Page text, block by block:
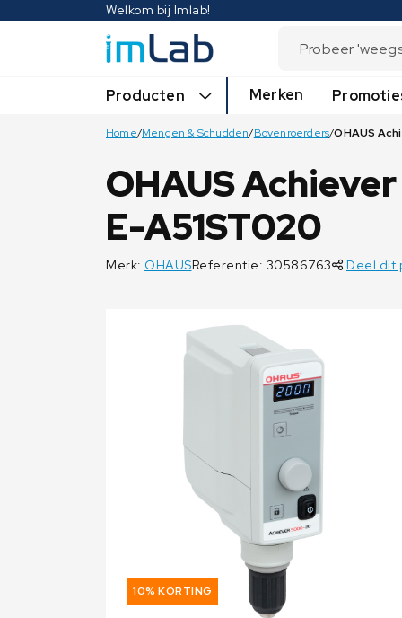
Welkom bij Imlab!
Producten Merken
Home/Mengen & Schudden/Bovenroerders/
OHAUS
E-A51ST020
Merk: OHAUSReferentie: 30586763 Deel dit
10% KORTING